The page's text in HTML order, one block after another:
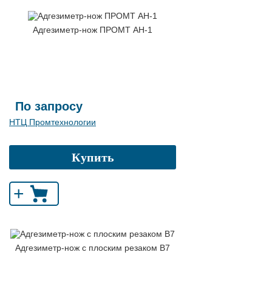
Адгезиметр-нож ПРОМТ АН-1
По запросу
НТЦ Промтехнологии
Купить
+
Адгезиметр-нож с плоским резаком В7